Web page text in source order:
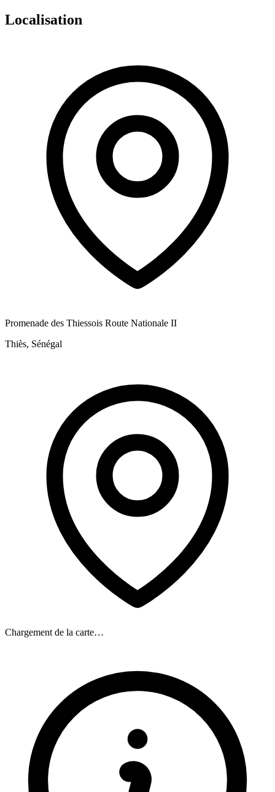
Localisation
Promenade des Thiessois Route Nationale II
Thiès, Sénégal
Chargement de la carte…